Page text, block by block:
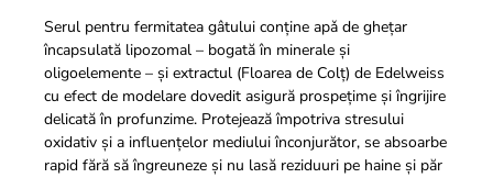
Serul pentru fermitatea gâtului conține apǎ de ghețar
încapsulată lipozomal – bogată în minerale și
oligoelemente – și extractul (Floarea de Colț) de Edelweiss
cu efect de modelare dovedit asigură prospețime și îngrijire
delicată în profunzime. Protejează împotriva stresului
oxidativ și a influențelor mediului înconjurător, se absoarbe
rapid fără să îngreuneze și nu lasă reziduuri pe haine și păr